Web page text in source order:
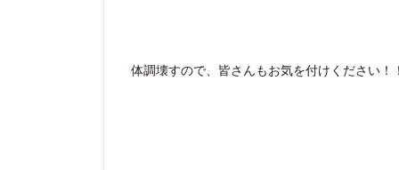
体調壊すので、皆さんもお気を付けください！